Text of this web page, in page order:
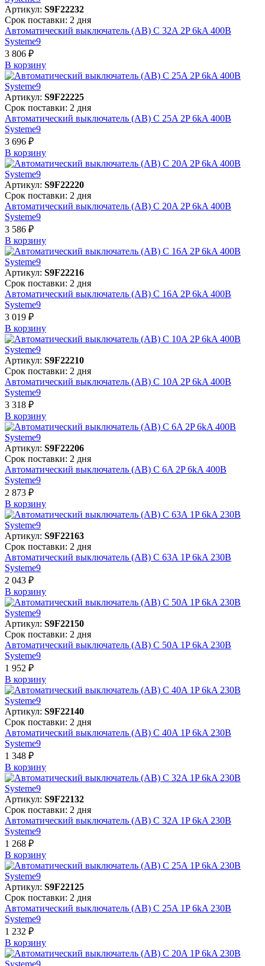
Артикул: S9F22232
Срок поставки: 2 дня
Автоматический выключатель (АВ) C 32A 2P 6kA 400В
Systeme9
3 806 ₽
В корзинy
Артикул: S9F22225
Срок поставки: 2 дня
Автоматический выключатель (АВ) C 25A 2P 6kA 400В
Systeme9
3 696 ₽
В корзинy
Артикул: S9F22220
Срок поставки: 2 дня
Автоматический выключатель (АВ) C 20A 2P 6kA 400В
Systeme9
3 586 ₽
В корзинy
Артикул: S9F22216
Срок поставки: 2 дня
Автоматический выключатель (АВ) C 16A 2P 6kA 400В
Systeme9
3 019 ₽
В корзинy
Артикул: S9F22210
Срок поставки: 2 дня
Автоматический выключатель (АВ) C 10A 2P 6kA 400В
Systeme9
3 318 ₽
В корзинy
Артикул: S9F22206
Срок поставки: 2 дня
Автоматический выключатель (АВ) C 6A 2P 6kA 400В
Systeme9
2 873 ₽
В корзинy
Артикул: S9F22163
Срок поставки: 2 дня
Автоматический выключатель (АВ) C 63A 1P 6kA 230В
Systeme9
2 043 ₽
В корзинy
Артикул: S9F22150
Срок поставки: 2 дня
Автоматический выключатель (АВ) C 50A 1P 6kA 230В
Systeme9
1 952 ₽
В корзинy
Артикул: S9F22140
Срок поставки: 2 дня
Автоматический выключатель (АВ) C 40A 1P 6kA 230В
Systeme9
1 348 ₽
В корзинy
Артикул: S9F22132
Срок поставки: 2 дня
Автоматический выключатель (АВ) C 32A 1P 6kA 230В
Systeme9
1 268 ₽
В корзинy
Артикул: S9F22125
Срок поставки: 2 дня
Автоматический выключатель (АВ) C 25A 1P 6kA 230В
Systeme9
1 232 ₽
В корзинy